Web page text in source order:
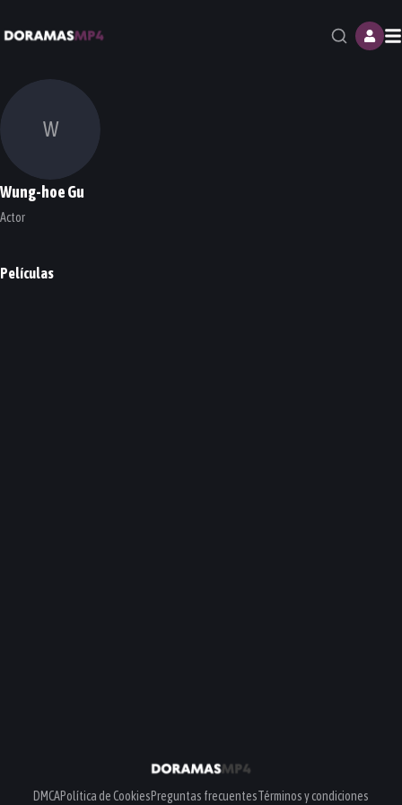
W
Wung-hoe Gu
Actor
Películas
More Than Blue
DMCAPolítica de CookiesPreguntas frecuentesTérminos y condiciones